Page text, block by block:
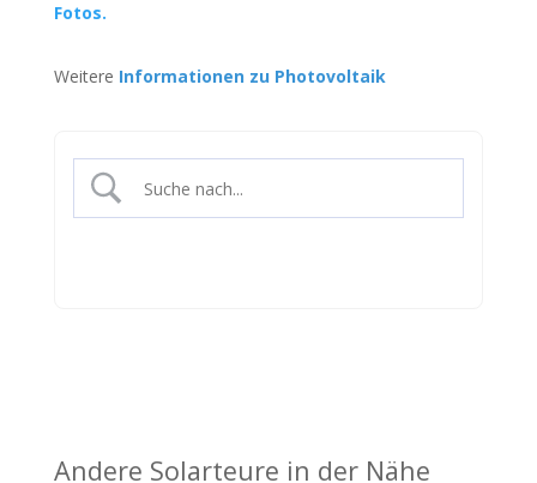
Fotos.
Weitere Informationen zu Photovoltaik
Andere Solarteure in der Nähe